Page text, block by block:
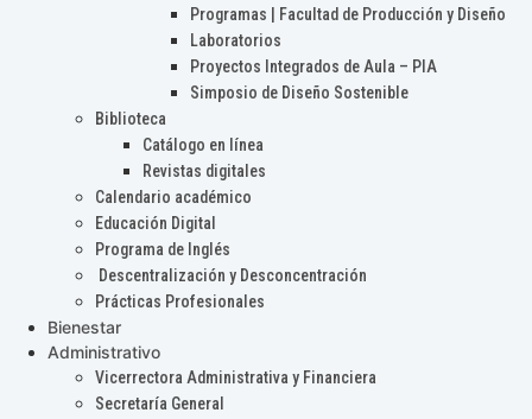
Programas | Facultad de Producción y Diseño
Laboratorios
Proyectos Integrados de Aula – PIA
Simposio de Diseño Sostenible
Biblioteca
Catálogo en línea
Revistas digitales
Calendario académico
Educación Digital
Programa de Inglés
Descentralización y Desconcentración
Prácticas Profesionales
Bienestar
Administrativo
Vicerrectora Administrativa y Financiera
Secretaría General